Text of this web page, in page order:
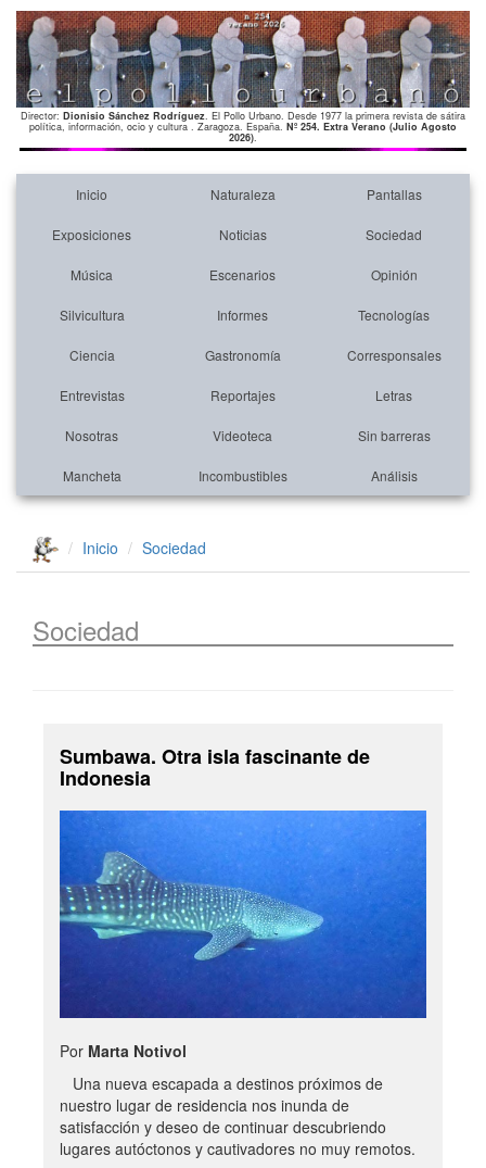
Director: Dionisio Sánchez Rodríguez. El Pollo Urbano. Desde 1977 la primera revista de sátira
política, información, ocio y cultura . Zaragoza. España. Nº 254. Extra Verano (Julio Agosto
2026).
Inicio Naturaleza Pantallas
Exposiciones Noticias Sociedad
Música Escenarios Opinión
Silvicultura Informes Tecnologías
Ciencia Gastronomía Corresponsales
Entrevistas Reportajes Letras
Nosotras Videoteca Sin barreras
Mancheta Incombustibles Análisis
Inicio Sociedad
Sociedad
Sumbawa. Otra isla fascinante de
Indonesia
Por Marta Notivol
Una nueva escapada a destinos próximos de
nuestro lugar de residencia nos inunda de
satisfacción y deseo de continuar descubriendo
lugares autóctonos y cautivadores no muy remotos.